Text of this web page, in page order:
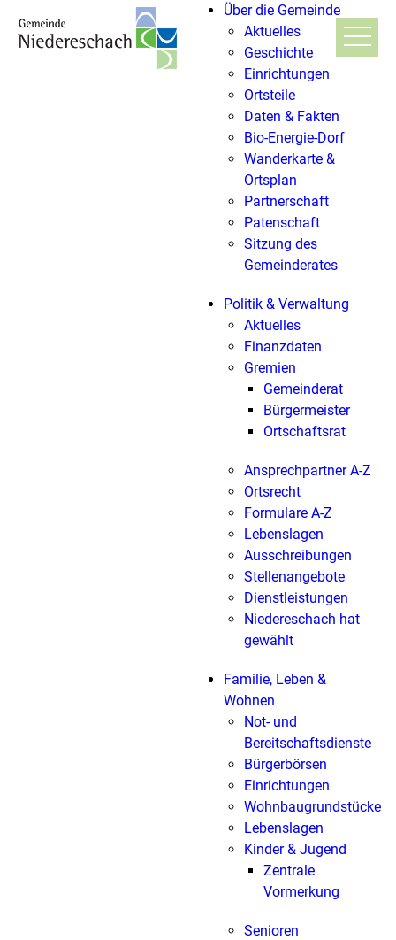
Über die Gemeinde
Aktuelles
Geschichte
Einrichtungen
Ortsteile
Daten & Fakten
Bio-Energie-Dorf
Wanderkarte &
Ortsplan
Partnerschaft
Patenschaft
Sitzung des
Gemeinderates
Politik & Verwaltung
Aktuelles
Finanzdaten
Gremien
Gemeinderat
Bürgermeister
Ortschaftsrat
Ansprechpartner A-Z
Ortsrecht
Formulare A-Z
Lebenslagen
Ausschreibungen
Stellenangebote
Dienstleistungen
Niedereschach hat
gewählt
Familie, Leben &
Wohnen
Not- und
Bereitschaftsdienste
Bürgerbörsen
Einrichtungen
Wohnbaugrundstücke
Lebenslagen
Kinder & Jugend
Zentrale
Vormerkung
Senioren